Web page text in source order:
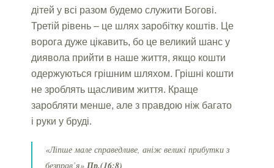
дітей у всі разом будемо служити Богові.
Третій рівень – це шлях заробітку коштів. Це
ворога дуже цікавить, бо це великий шанс у
диявола прийти в наше життя, якщо кошти
одержуються грішним шляхом. Грішні кошти
не зроблять щасливим життя. Краще
заробляти менше, але з правдою ніж багато
і руки у бруді.
«Ліпше мале справедливе, аніж великі прибутки з
безправ’я» Пр.(16:8)